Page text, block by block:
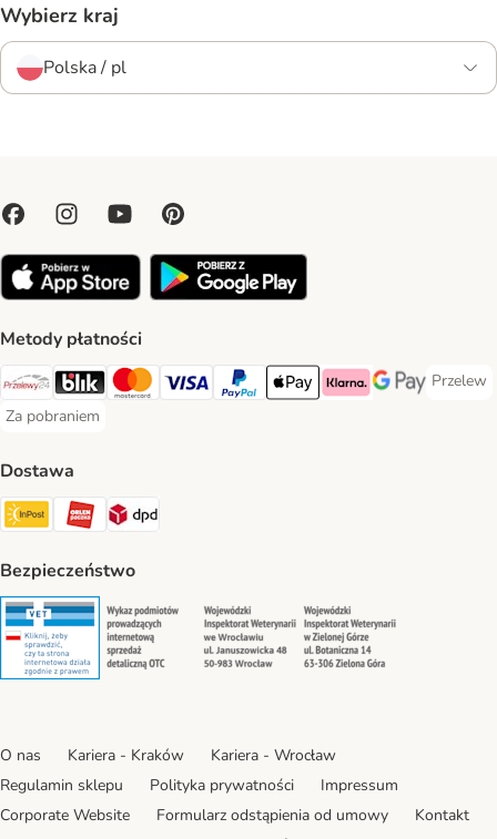
Wybierz kraj
Polska / pl
Metody płatności
Przelewy24 Payment Method
Blik Payment Method
MasterCard Payment Method
Visa Payment Method
PayPal Payment Method
Apple Pay Payment Method
Klarna Payment Method
Google Pay
Przelew
Przelew
Za pobraniem
Za pobraniem Payment Method
Dostawa
Paczkomat® Shipping Method
ORLEN Paczka Shipping Method
DPD Shipping Method
Bezpieczeństwo
Security Security Security
O nas Kariera - Kraków
Kariera - Wrocław
Regulamin sklepu
Polityka prywatności
Impressum
Corporate Website
Formularz odstąpienia od umowy
Kontakt